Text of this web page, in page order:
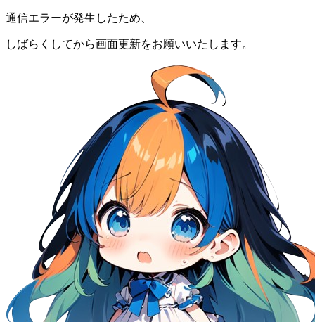
通信エラーが発生したため、
しばらくしてから画面更新をお願いいたします。